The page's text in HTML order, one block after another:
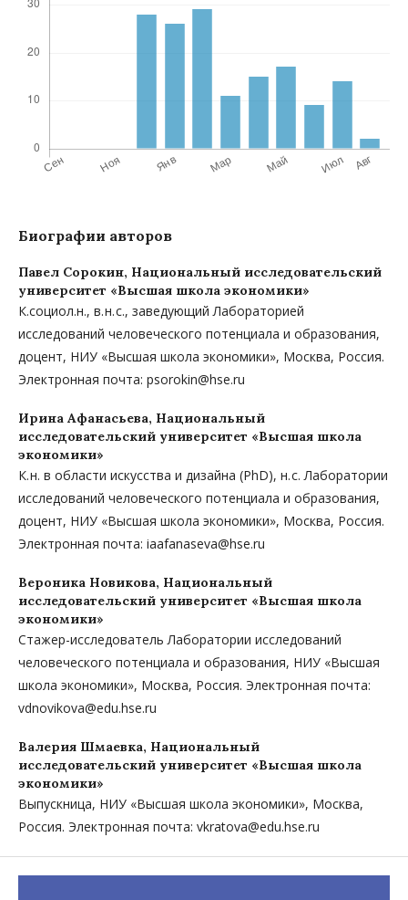
Биографии авторов
Павел Сорокин, Национальный исследовательский
университет «Высшая школа экономики»
К.социол.н., в. н. с., заведующий Лабораторией
исследований человеческого потенциала и образования,
доцент, НИУ «Высшая школа экономики», Москва, Россия.
Электронная почта: psorokin@hse.ru
Ирина Афанасьева, Национальный
исследовательский университет «Высшая школа
экономики»
К. н. в области искусства и дизайна (PhD), н. с. Лаборатории
исследований человеческого потенциала и образования,
доцент, НИУ «Высшая школа экономики», Москва, Россия.
Электронная почта: iaafanaseva@hse.ru
Вероника Новикова, Национальный
исследовательский университет «Высшая школа
экономики»
Стажер-исследователь Лаборатории исследований
человеческого потенциала и образования, НИУ «Высшая
школа экономики», Москва, Россия. Электронная почта:
vdnovikova@edu.hse.ru
Валерия Шмаевка, Национальный
исследовательский университет «Высшая школа
экономики»
Выпускница, НИУ «Высшая школа экономики», Москва,
Россия. Электронная почта: vkratova@edu.hse.ru